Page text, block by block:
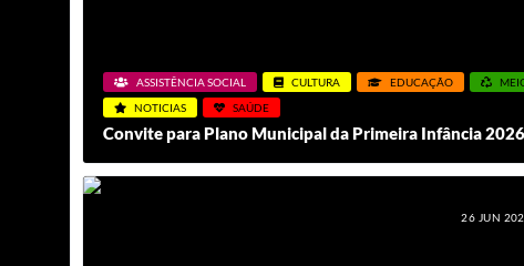
ASSISTÊNCIA SOCIAL CULTURA EDUCAÇÃO
NOTICIAS
SAÚDE
Convite para Plano Municipal da Primeira Infância 2026
26 JUN